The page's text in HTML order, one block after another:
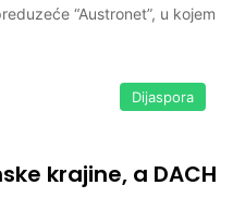
“Austronet”, u kojem
Dijaspora
krajine, a DACH